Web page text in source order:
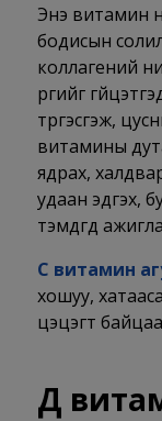
Энэ витамин
бодисын
коллагений
үүргийг
түргэсгэж,
витамины
ядрах,
удаан эдгэх,
тэмдгүүд
С витамин
хошуу,
цэцэгт
Д